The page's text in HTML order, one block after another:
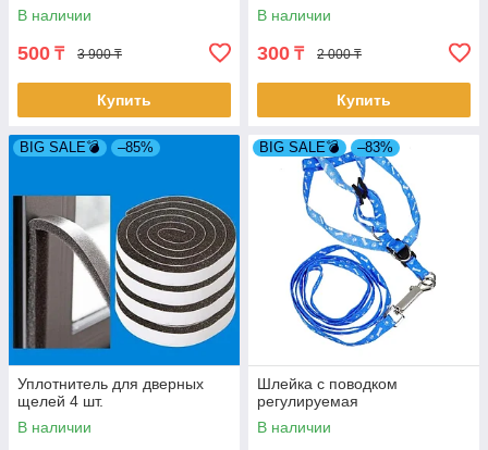
В наличии
500 ₸ 3 900 ₸
Купить
В наличии
300 ₸ 2 000 ₸
Купить
BIG SALE💣 –85%
Уплотнитель для дверных
щелей 4 шт.
В наличии
BIG SALE💣 –83%
Шлейка с поводком
регулируемая
В наличии